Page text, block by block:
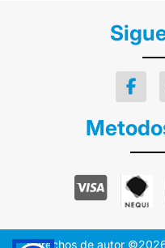
Derechos de autor ©2026